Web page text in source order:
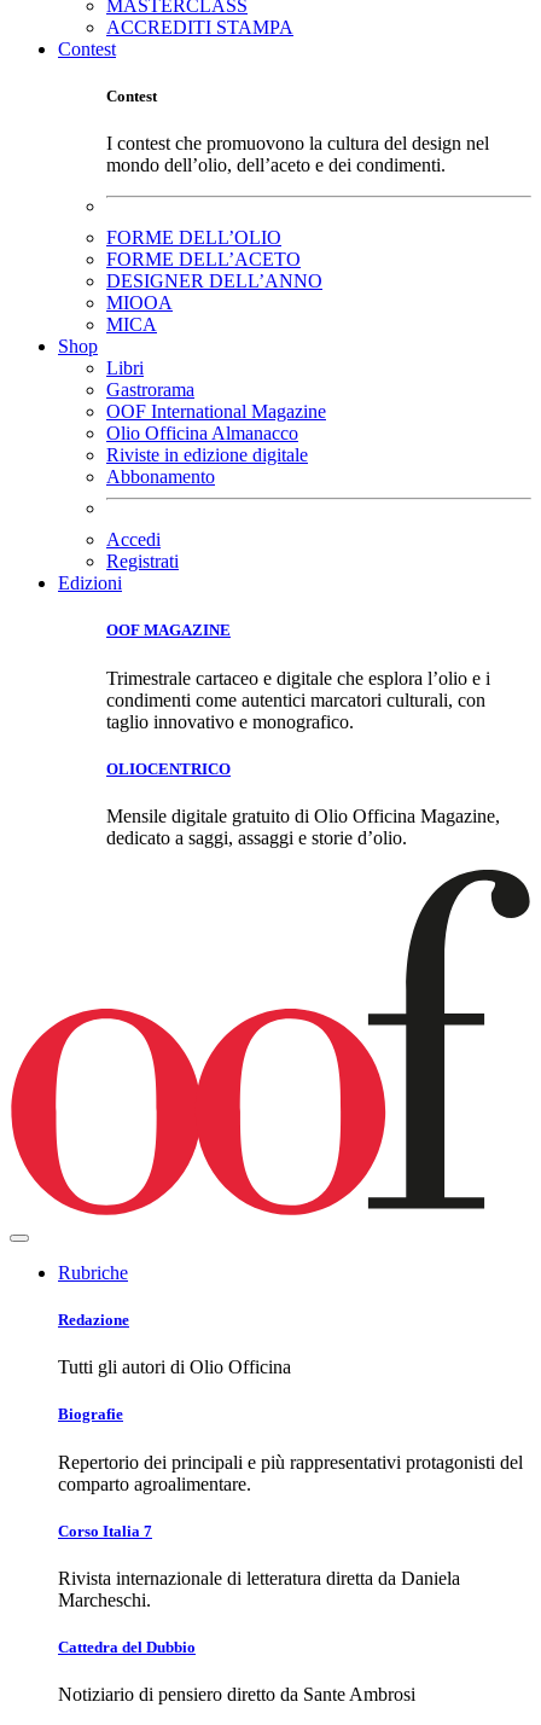
MASTERCLASS
ACCREDITI STAMPA
Contest
Contest
I contest che promuovono la cultura del design nel
mondo dell’olio, dell’aceto e dei condimenti.
FORME DELL’OLIO
FORME DELL’ACETO
DESIGNER DELL’ANNO
MIOOA
MICA
Shop
Libri
Gastrorama
OOF International Magazine
Olio Officina Almanacco
Riviste in edizione digitale
Abbonamento
Accedi
Registrati
Edizioni
OOF MAGAZINE
Trimestrale cartaceo e digitale che esplora l’olio e i
condimenti come autentici marcatori culturali, con
taglio innovativo e monografico.
OLIOCENTRICO
Mensile digitale gratuito di Olio Officina Magazine,
dedicato a saggi, assaggi e storie d’olio.
Rubriche
Redazione
Tutti gli autori di Olio Officina
Biografie
Repertorio dei principali e più rappresentativi protagonisti del
comparto agroalimentare.
Corso Italia 7
Rivista internazionale di letteratura diretta da Daniela
Marcheschi.
Cattedra del Dubbio
Notiziario di pensiero diretto da Sante Ambrosi